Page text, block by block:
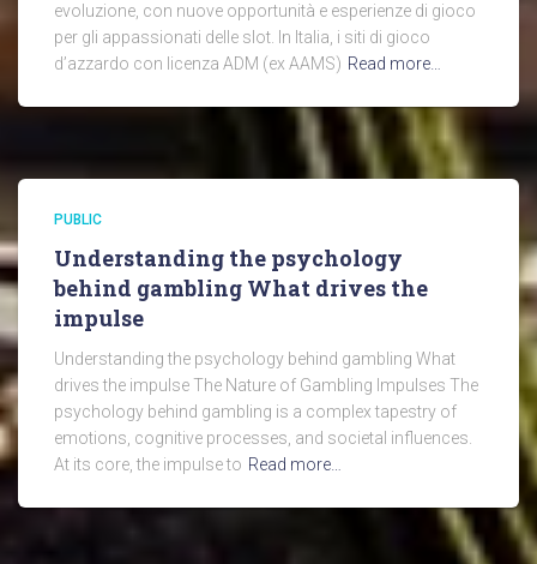
evoluzione, con nuove opportunità e esperienze di gioco
per gli appassionati delle slot. In Italia, i siti di gioco
d’azzardo con licenza ADM (ex AAMS) Read more…
PUBLIC
Understanding the psychology
behind gambling What drives the
impulse
Understanding the psychology behind gambling What
drives the impulse The Nature of Gambling Impulses The
psychology behind gambling is a complex tapestry of
emotions, cognitive processes, and societal influences.
At its core, the impulse to Read more…